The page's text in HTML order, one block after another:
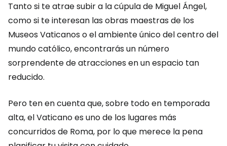
Tanto si te atrae subir a la cúpula de Miguel Ángel,
como si te interesan las obras maestras de los
Museos Vaticanos o el ambiente único del centro del
mundo católico, encontrarás un número
sorprendente de atracciones en un espacio tan
reducido.
Pero ten en cuenta que, sobre todo en temporada
alta, el Vaticano es uno de los lugares más
concurridos de Roma, por lo que merece la pena